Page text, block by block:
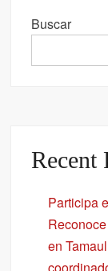
Buscar
Recent
Participa
en